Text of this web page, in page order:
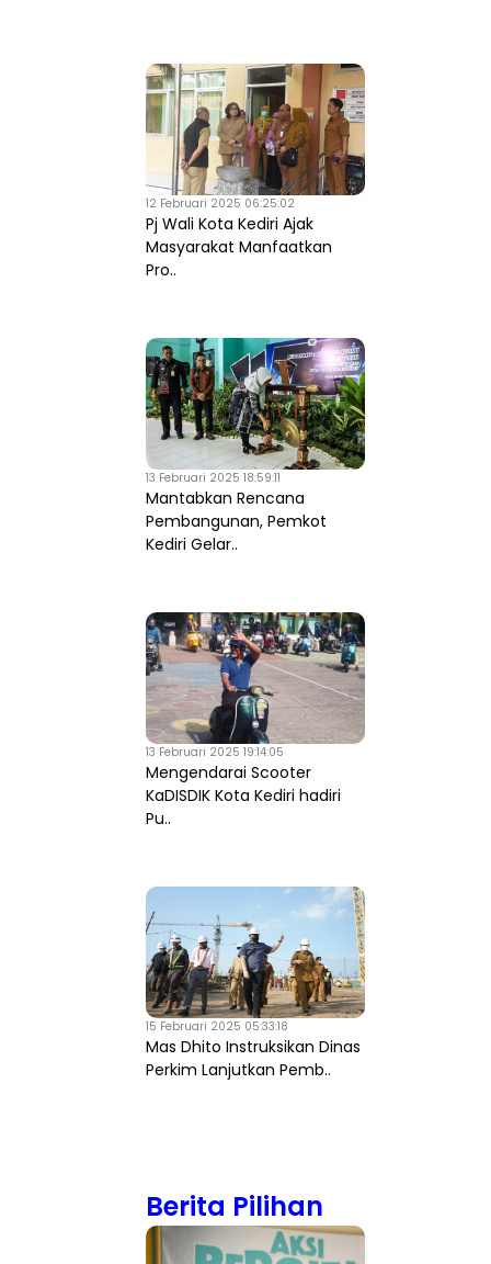
12 Februari 2025 06:25:02
Pj Wali Kota Kediri Ajak
Masyarakat Manfaatkan
Pro..
13 Februari 2025 18:59:11
Mantabkan Rencana
Pembangunan, Pemkot
Kediri Gelar..
13 Februari 2025 19:14:05
Mengendarai Scooter
KaDISDIK Kota Kediri hadiri
Pu..
15 Februari 2025 05:33:18
Mas Dhito Instruksikan Dinas
Perkim Lanjutkan Pemb..
Berita Pilihan